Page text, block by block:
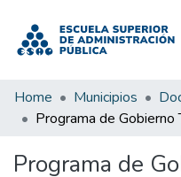
Home Municipios
Programa de